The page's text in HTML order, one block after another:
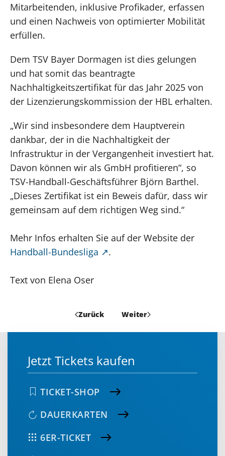
Mitarbeitenden, inklusive Profikader, erfassen
und einen Nachweis von optimierter Mobilität
erfüllen.
Dem TSV Bayer Dormagen ist dies gelungen
und hat somit das beantragte
Nachhaltigkeitszertifikat für das Jahr 2025 von
der Lizenzierungskommission der HBL erhalten.
„Wir sind insbesondere dem Hauptverein
dankbar, der in die Nachhaltigkeit der
Infrastruktur in der Vergangenheit investiert hat.
Davon können wir als GmbH profitieren“, so
TSV-Handball-Geschäftsführer Björn Barthel.
„Dieses Zertifikat ist ein Beweis dafür, dass wir
gemeinsam auf dem richtigen Weg sind.“
Mehr Infos erhalten Sie auf der Website der
Handball-Bundesliga
.
Text von Elena Oser
Zurück Weiter
Jetzt Tickets kaufen
TICKET-SHOP
DAUERKARTEN
6ER-TICKET